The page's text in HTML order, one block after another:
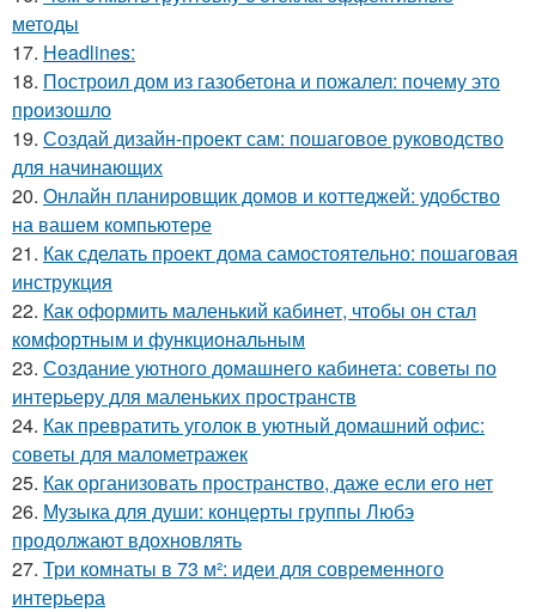
методы
17. Headlines:
18. Построил дом из газобетона и пожалел: почему это
произошло
19. Создай дизайн-проект сам: пошаговое руководство
для начинающих
20. Онлайн планировщик домов и коттеджей: удобство
на вашем компьютере
21. Как сделать проект дома самостоятельно: пошаговая
инструкция
22. Как оформить маленький кабинет, чтобы он стал
комфортным и функциональным
23. Создание уютного домашнего кабинета: советы по
интерьеру для маленьких пространств
24. Как превратить уголок в уютный домашний офис:
советы для малометражек
25. Как организовать пространство, даже если его нет
26. Музыка для души: концерты группы Любэ
продолжают вдохновлять
27. Три комнаты в 73 м²: идеи для современного
интерьера